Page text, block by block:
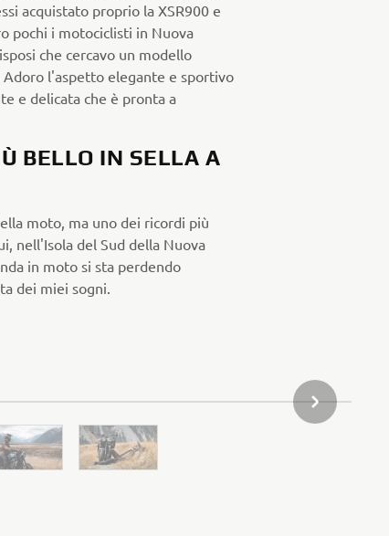
acquistato proprio la XSR900 e
pochi i motociclisti in Nuova
che cercavo un modello
l'aspetto elegante e sportivo
e delicata che è pronta a
BELLO IN SELLA A
moto, ma uno dei ricordi più
nell'Isola del Sud della Nuova
in moto si sta perdendo
dei miei sogni.
PROSSIMO